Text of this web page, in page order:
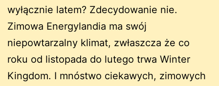
wyłącznie latem? Zdecydowanie nie.
Zimowa Energylandia ma swój
niepowtarzalny klimat, zwłaszcza że co
roku od listopada do lutego trwa Winter
Kingdom. I mnóstwo ciekawych, zimowych